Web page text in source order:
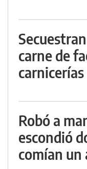
carne de
carnicerías
Robó a
escondió
comían un